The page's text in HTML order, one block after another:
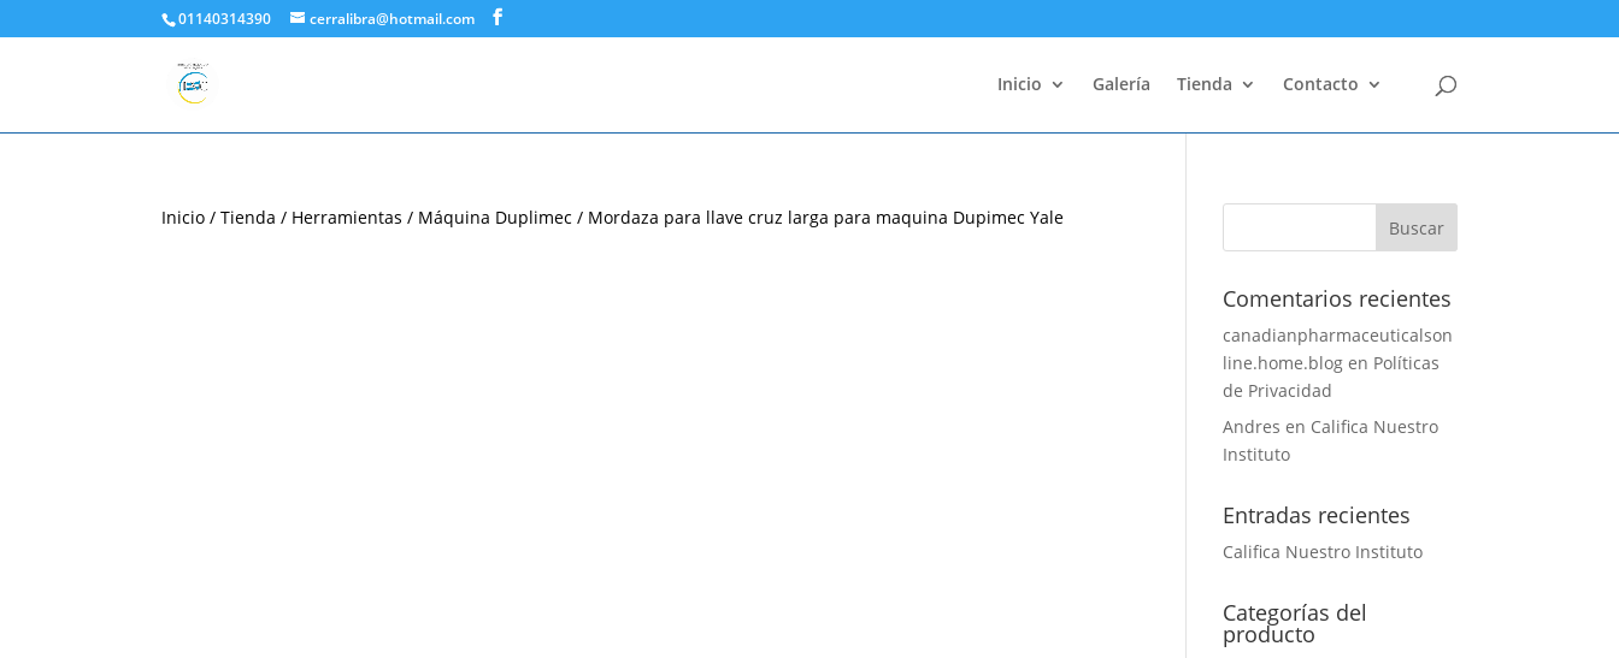
01140314390 cerralibra@hotmail.com
Inicio Galería Tienda Contacto
Inicio /Tienda / Herramientas / Máquina Duplimec / Mordaza para llave cruz larga para maquina Dupimec Yale
Comentarios recientes
canadianpharmaceuticalson
line.home.blog en Políticas
de Privacidad
Andres en Califica Nuestro
Instituto
Entradas recientes
Califica Nuestro Instituto
Categorías del
producto